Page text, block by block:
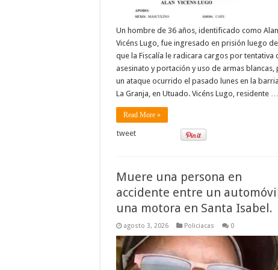
Un hombre de 36 años, identificado como Alan
Vicéns Lugo, fue ingresado en prisión luego de
que la Fiscalía le radicara cargos por tentativa
asesinato y portación y uso de armas blancas,
un ataque ocurrido el pasado lunes en la
La Granja, en Utuado. Vicéns Lugo, residente …
Read More »
tweet
Muere una persona en
accidente entre un
una motora en Santa Isabel.
agosto 3, 2026 Policiacas 0